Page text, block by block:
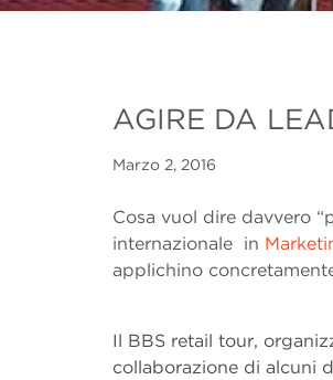
AGIRE DA
Marzo 2, 2016
Cosa vuol dire davvero
internazionale in
applichino
Il BBS retail tour,
collaborazione di alcuni